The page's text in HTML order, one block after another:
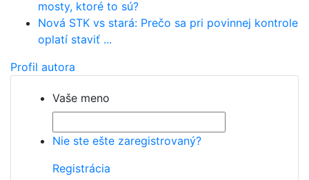
mosty, ktoré to sú?
Nová STK vs stará: Prečo sa pri povinnej kontrole
oplatí staviť ...
Profil autora
Vaše meno
Nie ste ešte zaregistrovaný?
Registrácia